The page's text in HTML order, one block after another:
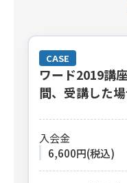
CASE
ワード2019講
間、受講した
入会金
6,600円(税込)